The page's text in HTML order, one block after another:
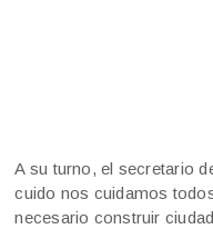
A su turno, el secretario
cuido nos cuidamos
necesario construir